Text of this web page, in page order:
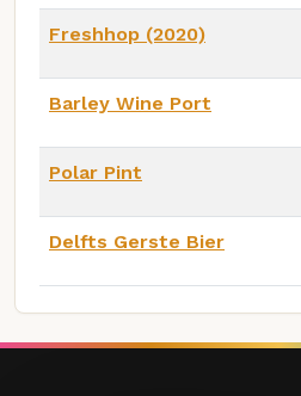
Freshhop (2020)
Barley Wine Port
Polar Pint
Delfts Gerste Bier